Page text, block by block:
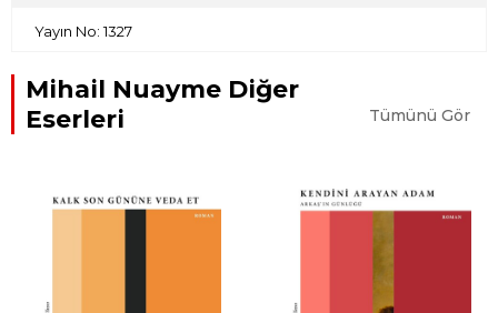
Yayın No: 1327
Mihail Nuayme Diğer
Eserleri
Tümünü Gör